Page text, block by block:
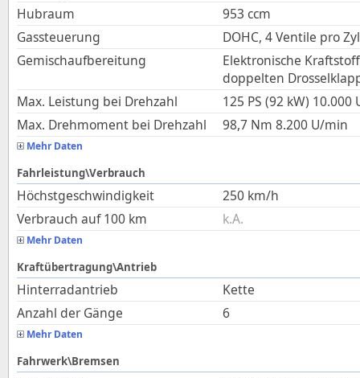
Hubraum
953 ccm
Gassteuerung
DOHC, 4 Ventile pro
Gemischaufbereitung
Elektronische
doppelten
Max. Leistung bei Drehzahl
125 PS (92 kW) 10.000
Max. Drehmoment bei Drehzahl
98,7 Nm 8.200 U/min
Mehr Daten
Fahrleistung\Verbrauch
Höchstgeschwindigkeit 250 km/h
Verbrauch auf 100 km
k.A.
Mehr Daten
Kraftübertragung\Antrieb
Hinterradantrieb
Kette
Anzahl der Gänge
6
Mehr Daten
Fahrwerk\Bremsen